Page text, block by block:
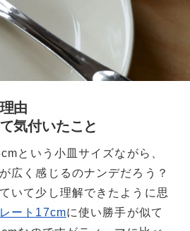
由
気付いたこと
という小皿サイズながら、
広く感じるのナンデだろう？
いて少し理解できたように思
ート17cmに使い勝手が似て